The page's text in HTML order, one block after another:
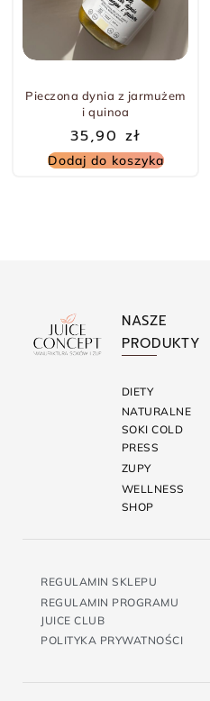
Pieczona dynia z jarmużem
i quinoa
35,90 zł
Dodaj do koszyka
NASZE
PRODUKTY
DIETY
NATURALNE
SOKI COLD
PRESS
ZUPY
WELLNESS
SHOP
REGULAMIN SKLEPU
REGULAMIN PROGRAMU
JUICE CLUB
POLITYKA PRYWATNOŚCI